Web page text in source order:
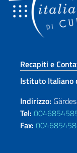
Recapiti e
Istituto Italiano
Indirizzo:
Tel:
Fax: